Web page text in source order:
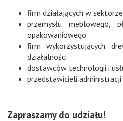
firm działających w
przemysłu meblowego,
opakowaniowego
firm wykorzystujących
działalności
dostawców technologii i
przedstawicieli
Zapraszamy do udziału!